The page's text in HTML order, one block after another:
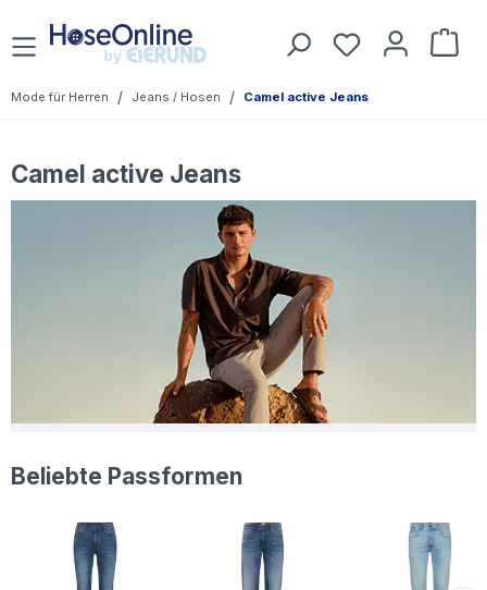
Zum Hauptinhalt springen Du hast 0
Mode für Herren / Jeans / Hosen / Camel active Jeans
Camel active Jeans
Beliebte Passformen